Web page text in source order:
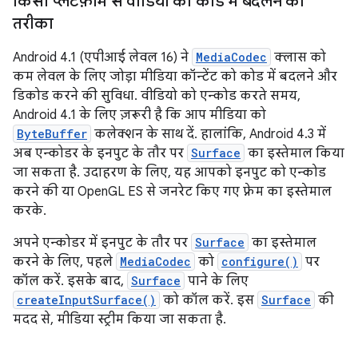
तरीका
Android 4.1 (एपीआई लेवल 16) ने MediaCodec क्लास को
कम लेवल के लिए जोड़ा मीडिया कॉन्टेंट को कोड में बदलने और
डिकोड करने की सुविधा. वीडियो को एन्कोड करते समय,
Android 4.1 के लिए ज़रूरी है कि आप मीडिया को
ByteBuffer कलेक्शन के साथ दें. हालांकि, Android 4.3 में
अब एन्कोडर के इनपुट के तौर पर Surface का इस्तेमाल किया
जा सकता है. उदाहरण के लिए, यह आपको इनपुट को एन्कोड
करने की या OpenGL ES से जनरेट किए गए फ़्रेम का इस्तेमाल
करके.
अपने एन्कोडर में इनपुट के तौर पर Surface का इस्तेमाल
करने के लिए, पहले MediaCodec को configure() पर
कॉल करें. इसके बाद, Surface पाने के लिए
createInputSurface() को कॉल करें. इस Surface की
मदद से, मीडिया स्ट्रीम किया जा सकता है.